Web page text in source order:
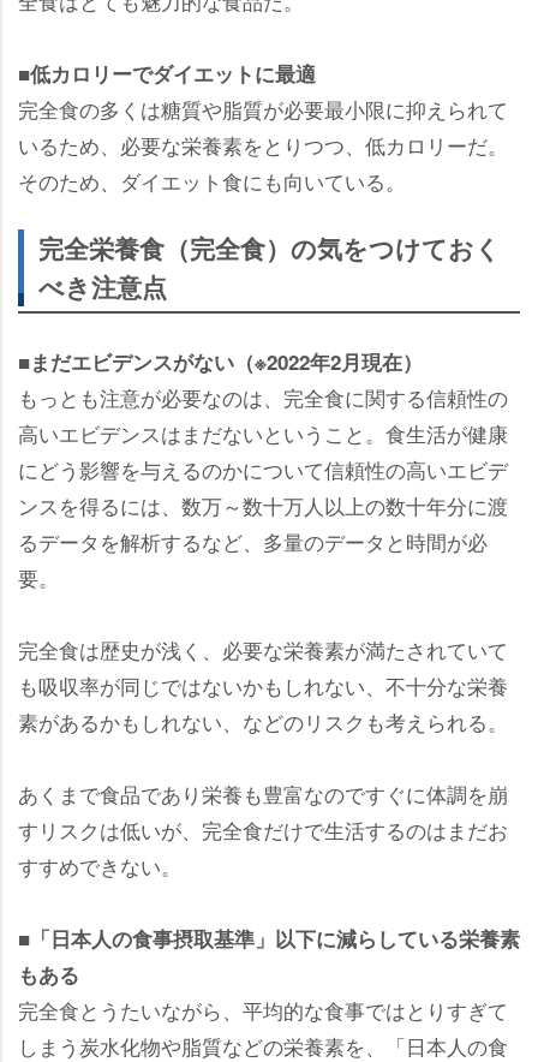
■低カロリーでダイエットに最適
完全食の多くは糖質や脂質が必要最小限に抑えられて
いるため、必要な栄養素をとりつつ、低カロリーだ。
そのため、ダイエット食にも向いている。
完全栄養食（完全食）の気をつけておく
べき注意点
■まだエビデンスがない（※2022年2月現在）
もっとも注意が必要なのは、完全食に関する信頼性の
高いエビデンスはまだないということ。食生活が健康
にどう影響を与えるのかについて信頼性の高いエビデ
ンスを得るには、数万～数十万人以上の数十年分に渡
るデータを解析するなど、多量のデータと時間が必
要。
完全食は歴史が浅く、必要な栄養素が満たされていて
も吸収率が同じではないかもしれない、不十分な栄養
素があるかもしれない、などのリスクも考えられる。
あくまで食品であり栄養も豊富なのですぐに体調を崩
すリスクは低いが、完全食だけで生活するのはまだお
すすめできない。
■「日本人の食事摂取基準」以下に減らしている栄養素
もある
完全食とうたいながら、平均的な食事ではとりすぎて
しまう炭水化物や脂質などの栄養素を、「日本人の食